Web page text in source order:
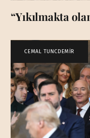
“Yıkılmakta
CEMAL TUNCDEMİR